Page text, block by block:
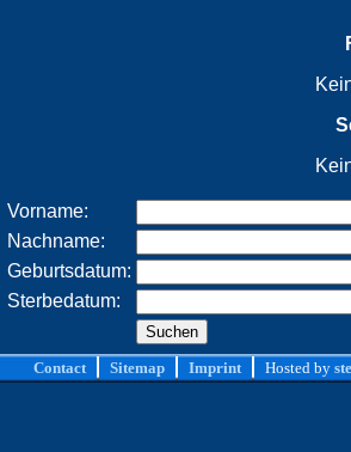
Vorname:
Nachname:
Geburtsdatum:
Sterbedatum:
Contact Sitemap Imprint Hosted by